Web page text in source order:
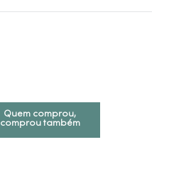
Quem comprou,
comprou também